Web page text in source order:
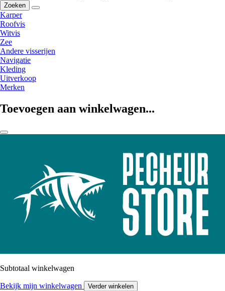
Zoeken
Karper
Roofvis
Witvis
Zee
Andere visserijen
Navigatie
Kleding
Uitverkoop
Merken
Toevoegen aan winkelwagen...
Subtotaal winkelwagen
Bekijk mijn winkelwagen Verder winkelen